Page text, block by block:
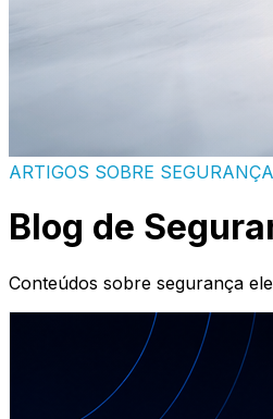
ARTIGOS SOBRE
Blog de
Conteúdos sobre segurança